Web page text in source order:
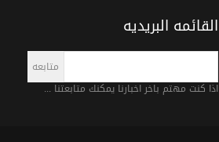
القائمه البريديه
اذا كنت مهتم باخر اخبارنا يمكنك متابعتنا ...